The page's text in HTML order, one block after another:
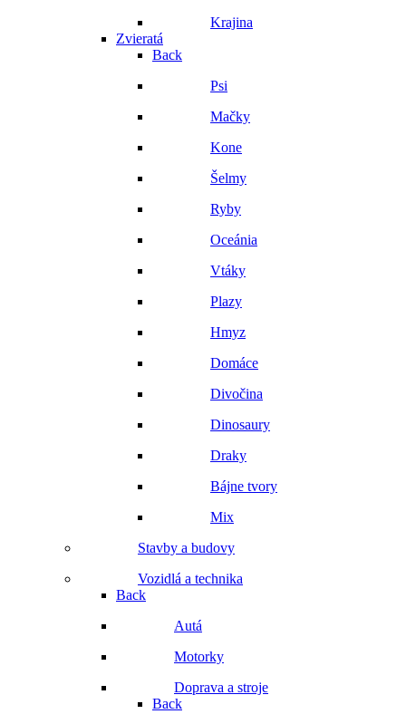
Krajina
Zvieratá
Back
Psi
Mačky
Kone
Šelmy
Ryby
Oceánia
Vtáky
Plazy
Hmyz
Domáce
Divočina
Dinosaury
Draky
Bájne tvory
Mix
Stavby a budovy
Vozidlá a technika
Back
Autá
Motorky
Doprava a stroje
Back